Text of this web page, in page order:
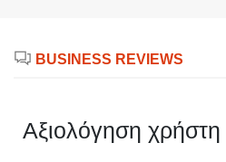
BUSINESS REVIEWS
Αξιολόγηση χρήστη